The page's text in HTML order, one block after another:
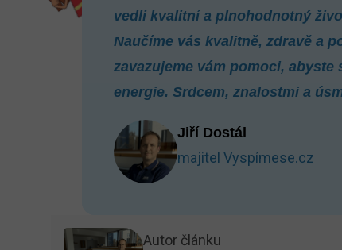
vedli kvalitní a plnohodnotný
Naučíme vás kvalitně, zdravě a
zavazujeme vám pomoci,
energie. Srdcem, znalostmi a
Jiří Dostál
majitel Vyspímese.cz
Autor článku